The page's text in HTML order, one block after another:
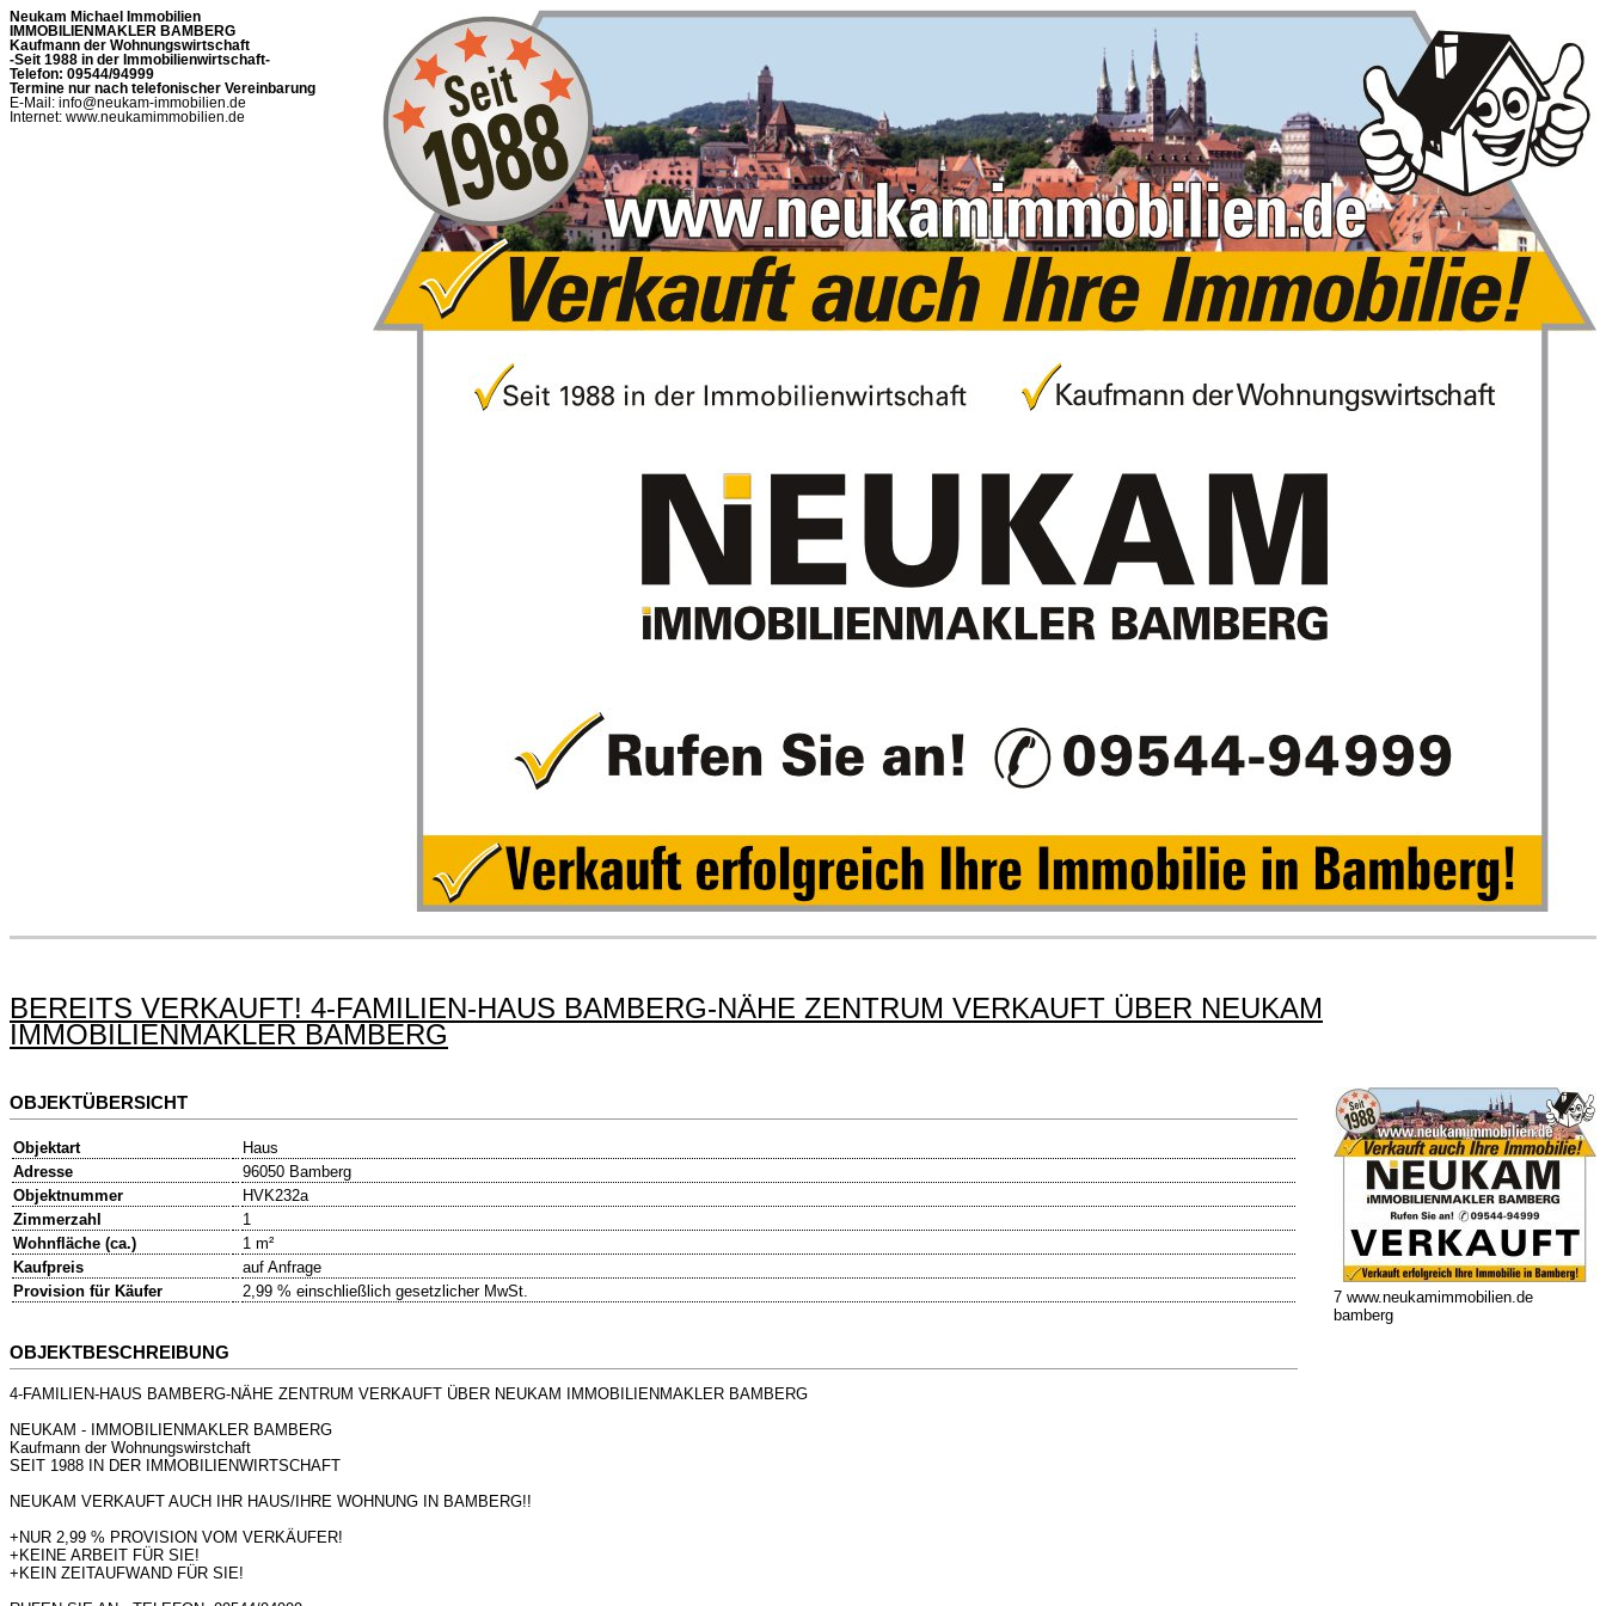
Neukam Michael Immobilien
IMMOBILIENMAKLER BAMBERG
Kaufmann der Wohnungswirtschaft
-Seit 1988 in der Immobilienwirtschaft-
Telefon: 09544/94999
Termine nur nach telefonischer Vereinbarung
E-Mail: info@neukam-immobilien.de
Internet: www.neukamimmobilien.de
BEREITS VERKAUFT! 4-FAMILIEN-HAUS BAMBERG-NÄHE ZENTRUM VERKAUFT ÜBER NEUKAM
IMMOBILIENMAKLER BAMBERG
OBJEKTÜBERSICHT
Objektart
Haus
Adresse
96050 Bamberg
Objektnummer
HVK232a
Zimmerzahl
1
Wohnfläche (ca.)
1 m²
Kaufpreis
auf Anfrage
Provision für Käufer
2,99 % einschließlich gesetzlicher MwSt.
OBJEKTBESCHREIBUNG
4-FAMILIEN-HAUS BAMBERG-NÄHE ZENTRUM VERKAUFT ÜBER NEUKAM IMMOBILIENMAKLER BAMBERG
NEUKAM - IMMOBILIENMAKLER BAMBERG
Kaufmann der Wohnungswirstchaft
SEIT 1988 IN DER IMMOBILIENWIRTSCHAFT
NEUKAM VERKAUFT AUCH IHR HAUS/IHRE WOHNUNG IN BAMBERG!!
+NUR 2,99 % PROVISION VOM VERKÄUFER!
+KEINE ARBEIT FÜR SIE!
+KEIN ZEITAUFWAND FÜR SIE!
7 www.neukamimmobilien.de
bamberg